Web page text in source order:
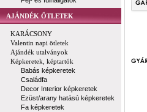
AJÁNDÉK ÖTLETEK
KARÁCSONY
Valentin napi ötletek
Ajándék utalványok
Képkeretek, képtartók
Babás képkeretek
Családfa
Decor Interior képkeretek
Ezüst/arany hatású képkeretek
Fa képkeretek